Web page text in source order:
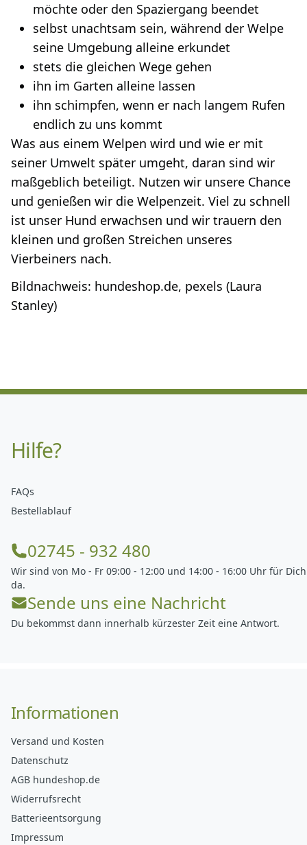
möchte oder den Spaziergang beendet
selbst unachtsam sein, während der Welpe
seine Umgebung alleine erkundet
stets die gleichen Wege gehen
ihn im Garten alleine lassen
ihn schimpfen, wenn er nach langem Rufen
endlich zu uns kommt
Was aus einem Welpen wird und wie er mit
seiner Umwelt später umgeht, daran sind wir
maßgeblich beteiligt. Nutzen wir unsere Chance
und genießen wir die Welpenzeit. Viel zu schnell
ist unser Hund erwachsen und wir trauern den
kleinen und großen Streichen unseres
Vierbeiners nach.
Bildnachweis: hundeshop.de, pexels (Laura
Stanley)
Hilfe?
FAQs
Bestellablauf
02745 - 932 480
Wir sind von Mo - Fr 09:00 - 12:00 und 14:00 - 16:00 Uhr für Dich
da.
Sende uns eine Nachricht
Du bekommst dann innerhalb kürzester Zeit eine Antwort.
Informationen
Versand und Kosten
Datenschutz
AGB hundeshop.de
Widerrufsrecht
Batterieentsorgung
Impressum